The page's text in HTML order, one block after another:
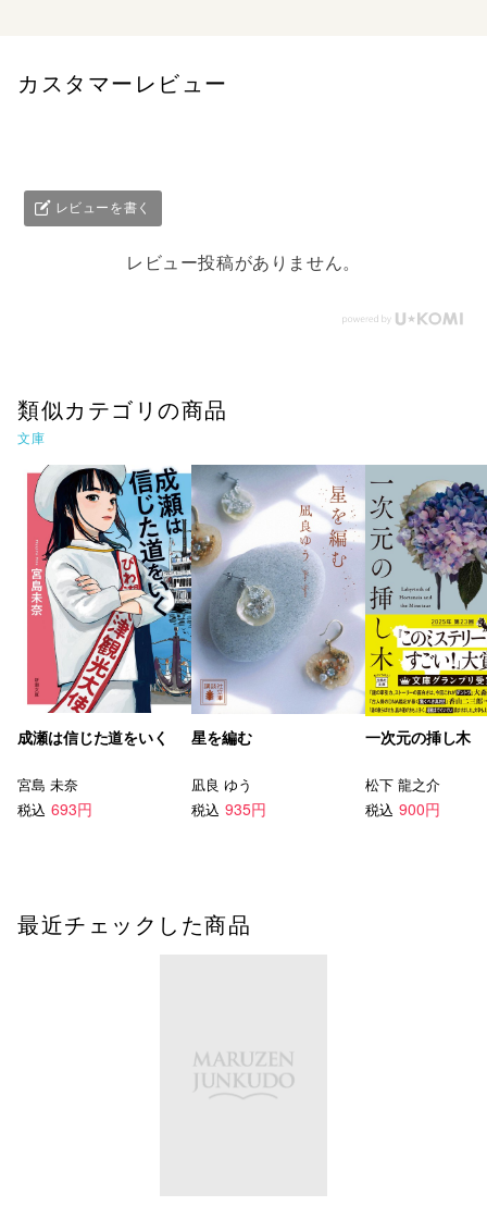
カスタマーレビュー
レビューを書く
レビュー投稿がありません。
類似カテゴリの商品
文庫
成瀬は信じた道をいく
宮島 未奈
税込 693円
星を編む
凪良 ゆう
税込 935円
一次元の挿し木
松下 龍之介
税込 900円
最近チェックした商品